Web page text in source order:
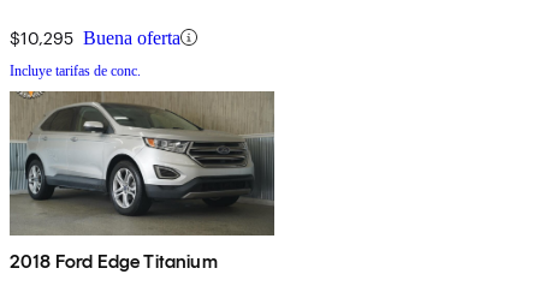
$10,295 Buena oferta
Incluye tarifas de conc.
2018 Ford Edge Titanium